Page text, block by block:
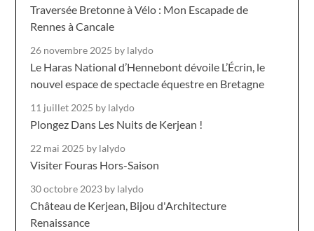
Traversée Bretonne à Vélo : Mon Escapade de
Rennes à Cancale
26 novembre 2025 by lalydo
Le Haras National d’Hennebont dévoile L’Écrin, le
nouvel espace de spectacle équestre en Bretagne
11 juillet 2025 by lalydo
Plongez Dans Les Nuits de Kerjean !
22 mai 2025 by lalydo
Visiter Fouras Hors-Saison
30 octobre 2023 by lalydo
Château de Kerjean, Bijou d'Architecture
Renaissance